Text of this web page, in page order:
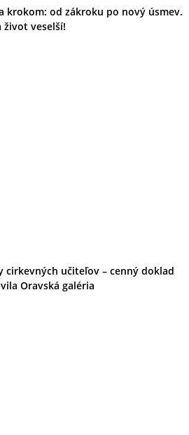
krokom: od zákroku po nový úsmev.
život veselší!
cirkevných učiteľov – cenný doklad
Oravská galéria